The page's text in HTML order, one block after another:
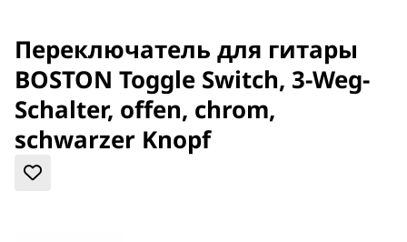
Переключатель для гитары
BOSTON Toggle Switch, 3-Weg-
Schalter, offen, chrom,
schwarzer Knopf